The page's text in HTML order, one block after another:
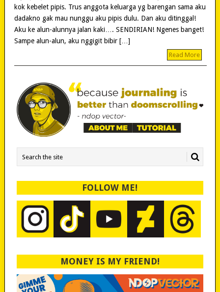
kok kebelet pipis. Trus anggota keluarga yg barengan sama aku
dadakno gak mau nunggu aku pipis dulu. Dan aku ditinggal!
Aku ke alun-alunnya jalan kaki…. SENDIRIAN! Ngenes banget!
Sampe alun-alun, aku nggigit bibir […]
Read More
FOLLOW ME!
MONEY IS MY FRIEND!